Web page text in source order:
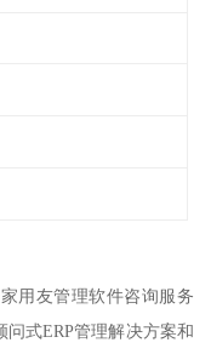
用友管理软件咨询服务
式ERP管理解决方案和